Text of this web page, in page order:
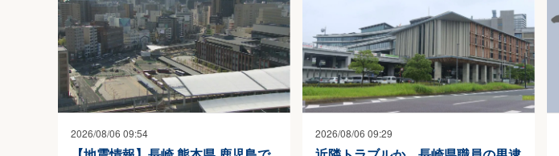
2026/08/06 09:54 2026/08/06 09:29